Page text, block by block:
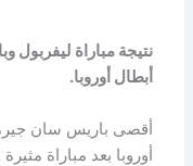
نتيجة مباراة
أبطال أوروبا.
أقصى باريس سان
أوروبا بعد مباراة